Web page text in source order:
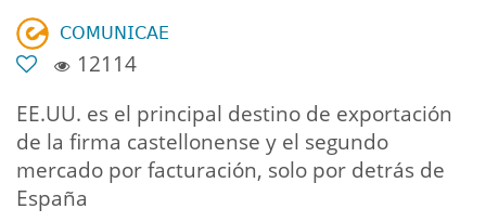
𝖢𝖮𝖬𝖴𝖭𝖨𝖢𝖠𝖤
12114
EE.UU. es el principal destino de exportación
de la firma castellonense y el segundo
mercado por facturación, solo por detrás de
España